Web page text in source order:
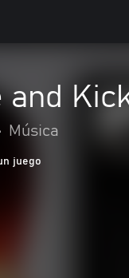
and
Música
juego